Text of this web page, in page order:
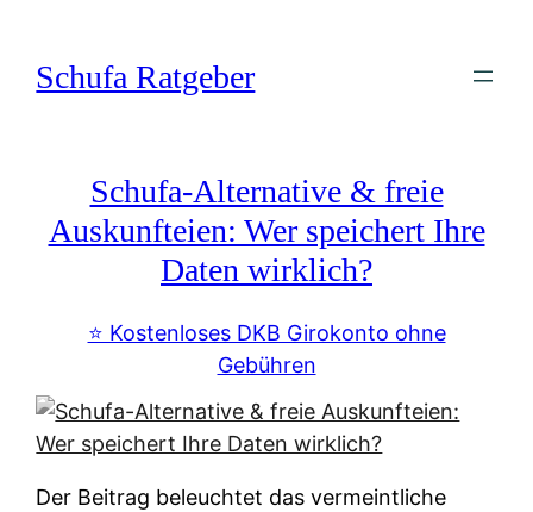
springen
Schufa Ratgeber
Schufa-Alternative & freie
Auskunfteien: Wer speichert Ihre
Daten wirklich?
⭐️ Kostenloses DKB Girokonto ohne
Gebühren
Der Beitrag beleuchtet das vermeintliche